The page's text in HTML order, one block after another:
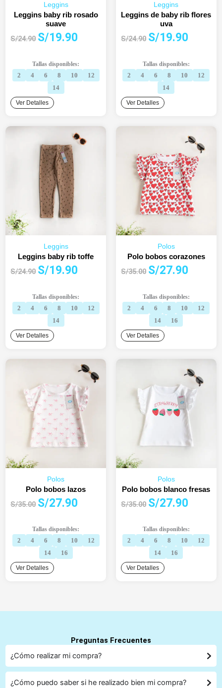
Leggins
Leggins baby rib rosado
suave
S/24.90
El
era:
S/24.90.
S/19.90
es:
S/19.90.
Tallas disponibles:
2 4 6 8 10
12
14
Ver Detalles
Leggins
Leggins de baby rib flores
uva
S/24.90
El
era:
S/24.90.
S/19.90
es:
S/19.90.
Tallas disponibles:
2 4 6 8 10
12
14
Ver Detalles
Leggins
Leggins baby rib toffe
S/24.90
El
era:
S/24.90.
S/19.90
es:
S/19.90.
Tallas disponibles:
2 4 6 8 10
12
14
Ver Detalles
Polos
Polo bobos corazones
S/35.00
El
era:
S/35.00.
S/27.90
es:
S/27.90.
Tallas disponibles:
2 4 6 8 10
12
14
16
Ver Detalles
Polos
Polo bobos lazos
S/35.00
El
era:
S/35.00.
S/27.90
es:
S/27.90.
Tallas disponibles:
2 4 6 8 10
12
14
16
Ver Detalles
Polos
Polo bobos blanco fresas
S/35.00
El
era:
S/35.00.
S/27.90
es:
S/27.90.
Tallas disponibles:
2 4 6 8 10
12
14
16
Ver Detalles
Preguntas Frecuentes
¿Cómo realizar mi compra?
¿Cómo puedo saber si he realizado bien mi compra?